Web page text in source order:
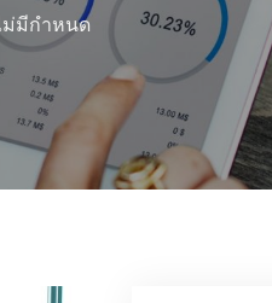
ม่มีกำหนด